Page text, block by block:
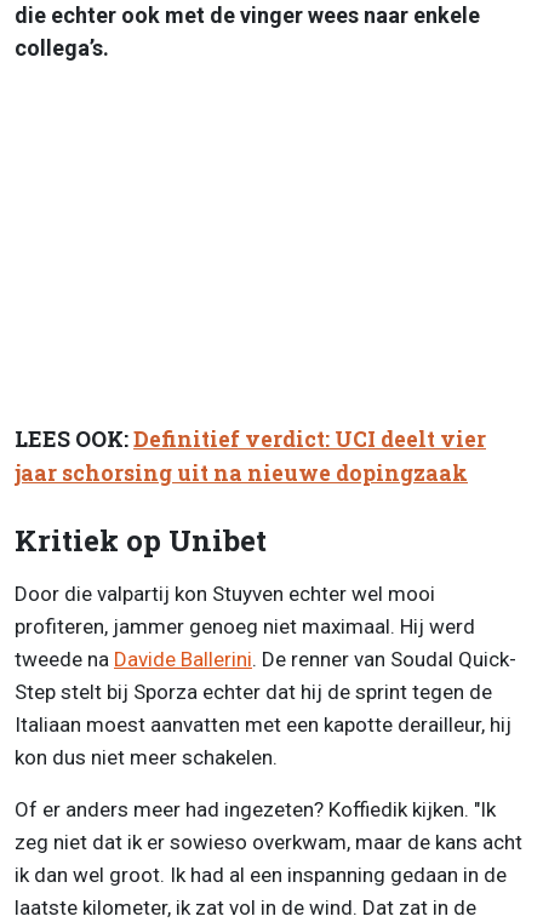
die echter ook met de vinger wees naar enkele
collega’s.
LEES OOK:Definitief verdict: UCI deelt vier
jaar schorsing uit na nieuwe dopingzaak
Kritiek op Unibet
Door die valpartij kon Stuyven echter wel mooi
profiteren, jammer genoeg niet maximaal. Hij werd
tweede na Davide Ballerini. De renner van Soudal Quick-
Step stelt bij Sporza echter dat hij de sprint tegen de
Italiaan moest aanvatten met een kapotte derailleur, hij
kon dus niet meer schakelen.
Of er anders meer had ingezeten? Koffiedik kijken. "Ik
zeg niet dat ik er sowieso overkwam, maar de kans acht
ik dan wel groot. Ik had al een inspanning gedaan in de
laatste kilometer, ik zat vol in de wind. Dat zat in de